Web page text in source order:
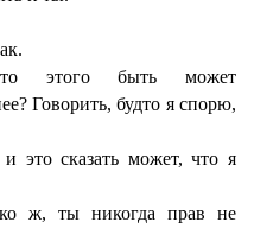
этого быть может
Говорить, будто я спорю,
это сказать может, что я
ж, ты никогда прав не